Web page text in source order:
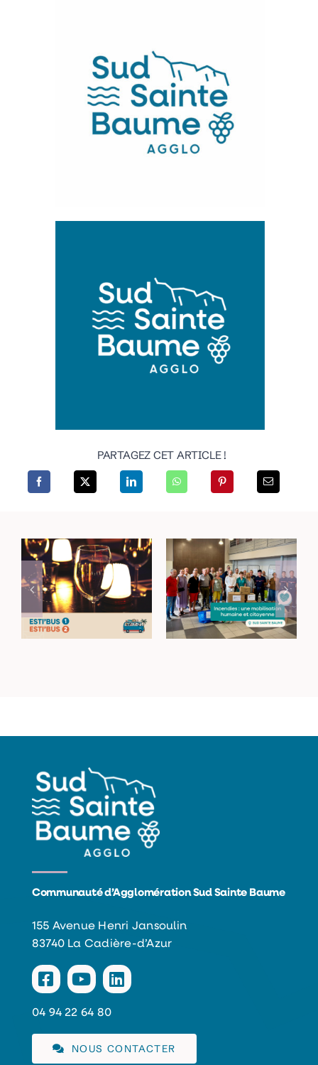
PARTAGEZ CET ARTICLE !
Rejoignez vos lieux
de sortie avec les
navettes Esti’Bus
Incendies dans le
Haut-Var : une
mobilisation
humaine et
citoyenne
Communauté d’Agglomération Sud Sainte Baume
155 Avenue Henri Jansoulin
83740 La Cadière-d’Azur
04 94 22 64 80
NOUS CONTACTER